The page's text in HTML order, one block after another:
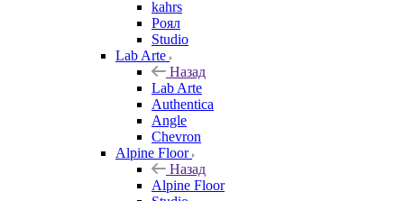
kahrs
Роял
Studio
Lab Arte
Назад
Lab Arte
Authentica
Angle
Chevron
Alpine Floor
Назад
Alpine Floor